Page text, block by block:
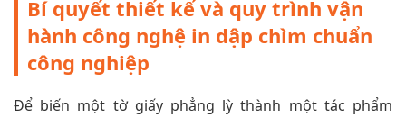
Bí quyết thiết kế và quy trình vận
hành công nghệ in dập chìm chuẩn
công nghiệp
Để biến một tờ giấy phẳng lỳ thành một tác phẩm